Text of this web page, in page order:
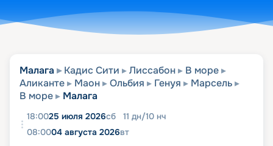
Малага Кадис Сити Лиссабон
В море
Аликанте
Маон Ольбия Генуя
Марсель
В море
Малага
18:0025 июля 2026сб 11 дн/10 нч
08:0004 августа 2026вт